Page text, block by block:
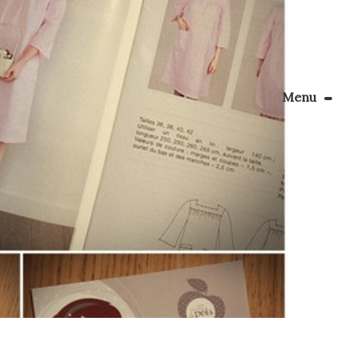
Menu
Le Blog
Apprendre la couture
son coin couture
Personnalisez vos tissus